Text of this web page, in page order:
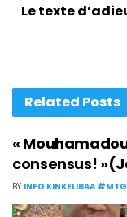
Le texte
Related Posts
«
consensus!
BY INFO KINKELIBAA #MTG